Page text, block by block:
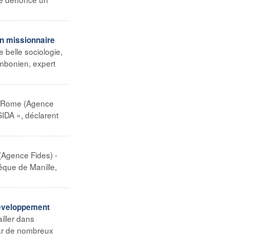
missionnaire
belle sociologie,
expert
Rome (Agence
», déclarent
Fides) -
de Manille,
dans
de nombreux